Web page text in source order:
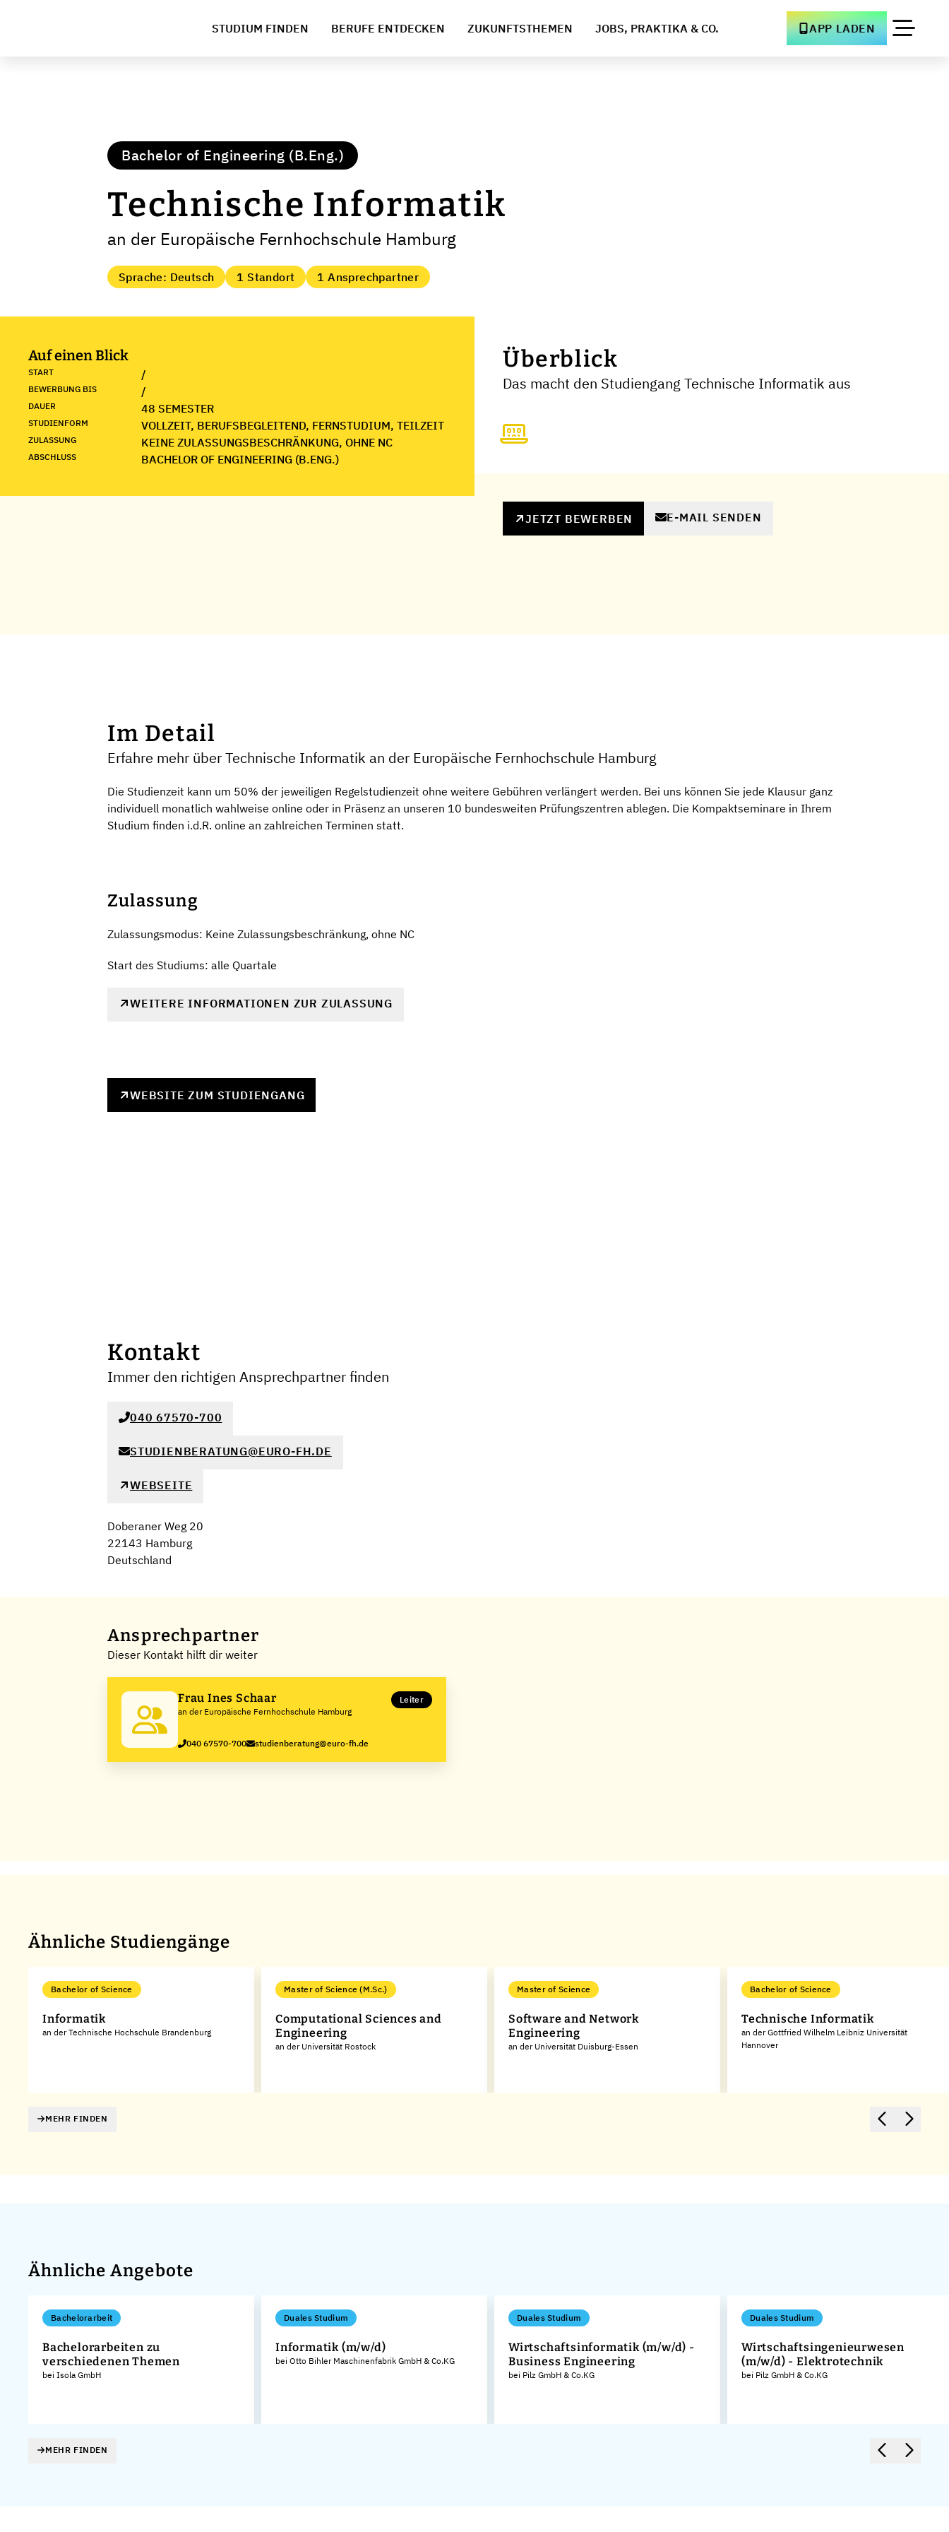
STUDIUM FINDEN BERUFE ENTDECKEN ZUKUNFTSTHEMEN JOBS, PRAKTIKA & CO. APP LADEN
Bachelor of Engineering (B.Eng.)
Technische Informatik
an der Europäische Fernhochschule Hamburg
Sprache: Deutsch 1 Standort 1 Ansprechpartner
Auf einen Blick
START /
BEWERBUNG BIS /
DAUER 48 SEMESTER
STUDIENFORM VOLLZEIT, BERUFSBEGLEITEND, FERNSTUDIUM, TEILZEIT
ZULASSUNG KEINE ZULASSUNGSBESCHRÄNKUNG, OHNE NC
ABSCHLUSS BACHELOR OF ENGINEERING (B.ENG.)
Überblick
Das macht den Studiengang Technische Informatik aus
JETZT BEWERBEN E-MAIL SENDEN
Im Detail
Erfahre mehr über Technische Informatik an der Europäische Fernhochschule Hamburg
Die Studienzeit kann um 50% der jeweiligen Regelstudienzeit ohne weitere Gebühren verlängert werden. Bei uns können Sie jede Klausur ganz
individuell monatlich wahlweise online oder in Präsenz an unseren 10 bundesweiten Prüfungszentren ablegen. Die Kompaktseminare in Ihrem
Studium finden i.d.R. online an zahlreichen Terminen statt.
Zulassung
Zulassungsmodus: Keine Zulassungsbeschränkung, ohne NC
Start des Studiums: alle Quartale
WEITERE INFORMATIONEN ZUR ZULASSUNG
WEBSITE ZUM STUDIENGANG
Kontakt
Immer den richtigen Ansprechpartner finden
040 67570-700
STUDIENBERATUNG@EURO-FH.DE
WEBSEITE
Doberaner Weg 20
22143 Hamburg
Deutschland
Ansprechpartner
Dieser Kontakt hilft dir weiter
Frau Ines Schaar
an der Europäische Fernhochschule Hamburg
Leiter
040 67570-700 studienberatung@euro-fh.de
Ähnliche Studiengänge
Bachelor of Science
Informatik
an der Technische Hochschule Brandenburg
Master of Science (M.Sc.)
Computational Sciences and
Engineering
an der Universität Rostock
Master of Science
Software and Network
Engineering
an der Universität Duisburg-Essen
Bachelor of Science
Technische Informatik
an der Gottfried Wilhelm Leibniz Universität
Hannover
MEHR FINDEN
Ähnliche Angebote
Bachelorarbeit
Bachelorarbeiten zu
verschiedenen Themen
bei Isola GmbH
Duales Studium
Informatik (m/w/d)
bei Otto Bihler Maschinenfabrik GmbH & Co.KG
Duales Studium
Wirtschaftsinformatik (m/w/d) -
Business Engineering
bei Pilz GmbH & Co.KG
Duales Studium
Wirtschaftsingenieurwesen
(m/w/d) - Elektrotechnik
bei Pilz GmbH & Co.KG
MEHR FINDEN